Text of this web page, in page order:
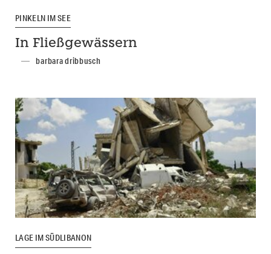
PINKELN IM SEE
In Fließgewässern
barbara dribbusch
LAGE IM SÜDLIBANON